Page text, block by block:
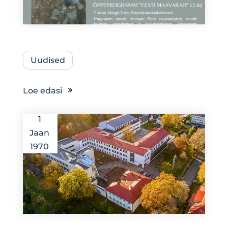
Uudised
Loe edasi
1
Jaan
1970